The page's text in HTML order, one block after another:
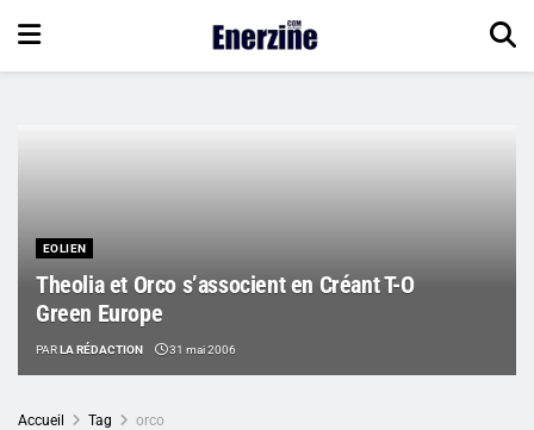
EOLIEN
Theolia et Orco s’associent en Créant T-O
Green Europe
PARLA RÉDACTION 31 mai 2006
Accueil Tag orco